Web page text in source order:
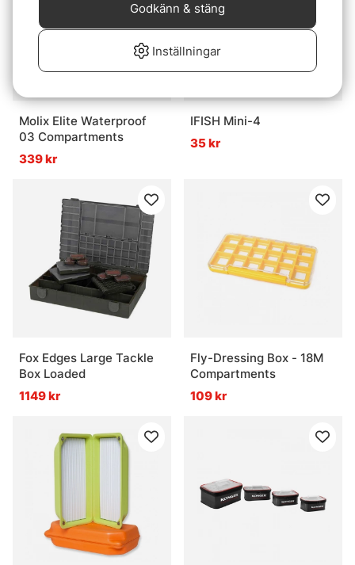
Molix Elite Waterproof
03 Compartments
339 kr
IFISH Mini-4
35 kr
Fox Edges Large Tackle
Box Loaded
1149 kr
Fly-Dressing Box - 18M
Compartments
109 kr
Inställningar
Godkänn & stäng